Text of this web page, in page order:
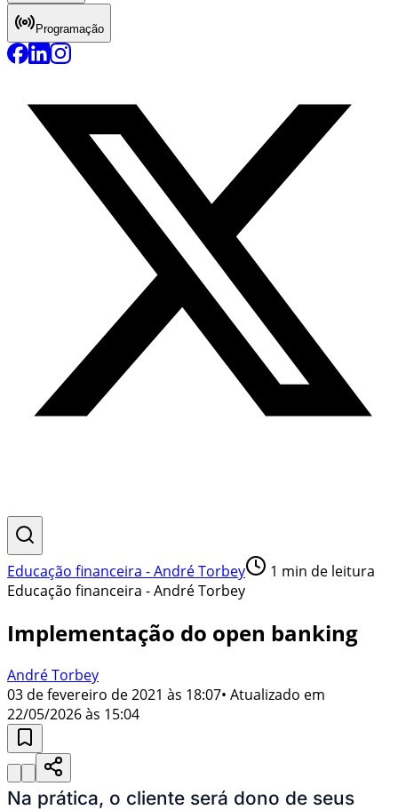
Programação
Educação financeira - André Torbey 1 min de leitura
Educação financeira - André Torbey
Implementação do open banking
André Torbey
03 de fevereiro de 2021 às 18:07• Atualizado em
22/05/2026 às 15:04
Na prática, o cliente será dono de seus